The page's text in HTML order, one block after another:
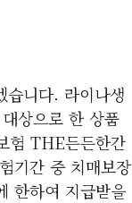
습니다. 라이나생
상으로 한 상품
험 THE든든한간
기간 중 치매보장
한하여 지급받을